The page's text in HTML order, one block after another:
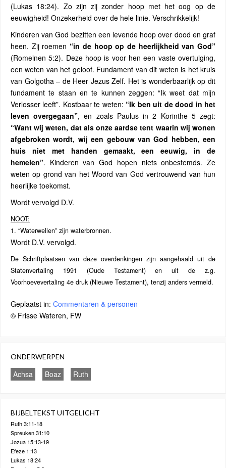
(Lukas 18:24). Zo zijn zij zonder hoop met het oog op de
eeuwigheid! Onzekerheid over de hele linie. Verschrikkelijk!
Kinderen van God bezitten een levende hoop over dood en graf
heen. Zij roemen “in de hoop op de heerlijkheid van God”
(Romeinen 5:2). Deze hoop is voor hen een vaste overtuiging,
een weten van het geloof. Fundament van dit weten is het kruis
van Golgotha – de Heer Jezus Zelf. Het is wonderbaarlijk op dit
fundament te staan en te kunnen zeggen: “Ik weet dat mijn
Verlosser leeft”. Kostbaar te weten: “Ik ben uit de dood in het
leven overgegaan”, en zoals Paulus in 2 Korinthe 5 zegt:
“Want wij weten, dat als onze aardse tent waarin wij wonen
afgebroken wordt, wij een gebouw van God hebben, een
huis niet met handen gemaakt, een eeuwig, in de
hemelen”. Kinderen van God hopen niets onbestemds. Ze
weten op grond van het Woord van God vertrouwend van hun
heerlijke toekomst.
Wordt vervolgd D.V.
NOOT:
1. “Waterwellen” zijn waterbronnen.
Wordt D.V. vervolgd.
De Schriftplaatsen van deze overdenkingen zijn aangehaald uit de
Statenvertaling 1991 (Oude Testament) en uit de z.g.
Voorhoevevertaling 4e druk (Nieuwe Testament), tenzij anders vermeld.
Geplaatst in: Commentaren & personen
© Frisse Wateren, FW
ONDERWERPEN
Achsa Boaz Ruth
BIJBELTEKST UITGELICHT
Ruth 3:11-18
Spreuken 31:10
Jozua 15:13-19
Efeze 1:13
Lukas 18:24